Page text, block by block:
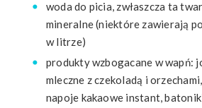
woda do picia, zwłaszcza ta
mineralne (niektóre zawierają
w litrze)
produkty wzbogacane w wapń:
mleczne z czekoladą i
napoje kakaowe instant,